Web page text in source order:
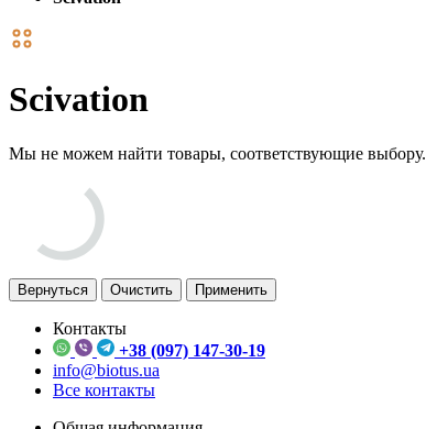
Scivation
Мы не можем найти товары, соответствующие выбору.
Вернуться Очистить Применить
Контакты
+38 (097) 147-30-19
info@biotus.ua
Все контакты